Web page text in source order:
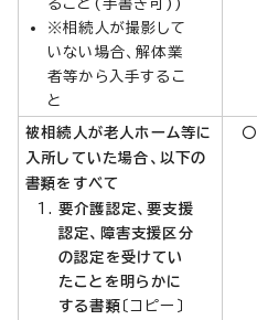
※相続人が撮影して
いない場合、解体業
者等から入手するこ
と
被相続人が老人ホーム等に
入所していた場合、以下の
書類を すべて
要介護認定、要支援
認定、障害支援区分
の認定を受けてい
たことを明らかに
する書類 〔コピー〕
○